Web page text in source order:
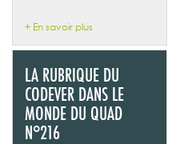
+ En savoir plus
LA RUBRIQUE DU
CODEVER DANS LE
MONDE DU QUAD
N°216